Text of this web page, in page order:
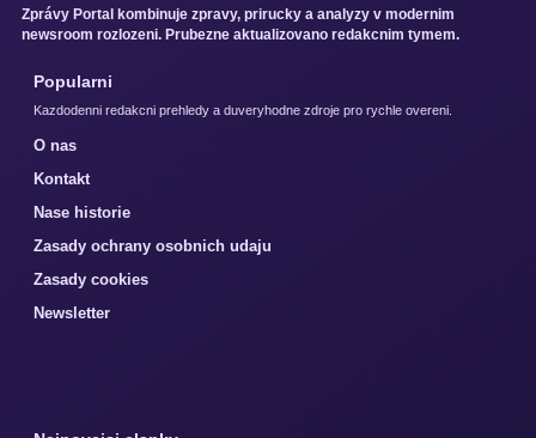
Zprávy Portal kombinuje zpravy, prirucky a analyzy v modernim
newsroom rozlozeni. Prubezne aktualizovano redakcnim tymem.
Popularni
Kazdodenni redakcni prehledy a duveryhodne zdroje pro rychle overeni.
O nas
Kontakt
Nase historie
Zasady ochrany osobnich udaju
Zasady cookies
Newsletter